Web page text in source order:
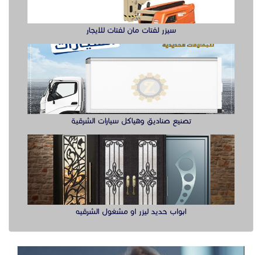
سيزر لفتات مان لفتات للايجار
تصنيع صناديق وهياكل سيارات الشرقية
ابواب حديد ليزر او مشغول الشرقيه